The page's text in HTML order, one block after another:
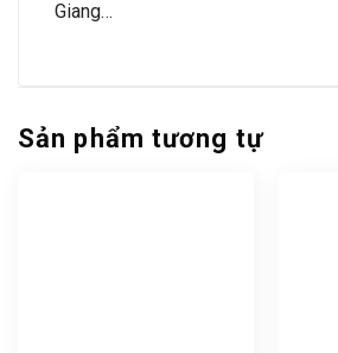
Giang…
Sản phẩm tương tự